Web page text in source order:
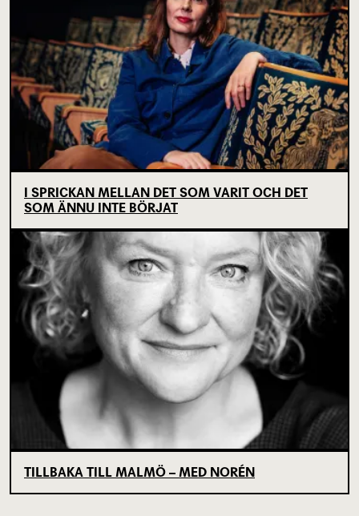
I SPRICKAN MELLAN DET SOM VARIT OCH DET
SOM ÄNNU INTE BÖRJAT
TILLBAKA TILL MALMÖ – MED NORÉN